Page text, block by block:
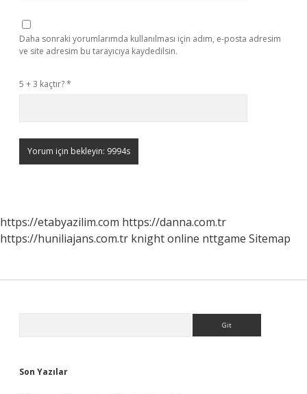
Daha sonraki yorumlarımda kullanılması için adım, e-posta adresim
ve site adresim bu tarayıcıya kaydedilsin.
5 + 3 kaçtır?*
https://etabyazilim.com https://danna.com.tr
https://huniliajans.com.tr knight online nttgame Sitemap
Son Yazılar